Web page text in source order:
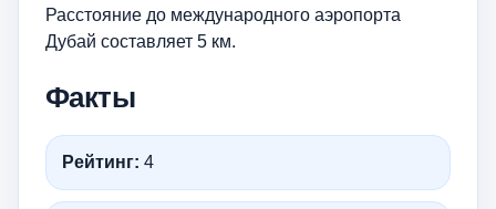
Расстояние до международного аэропорта
Дубай составляет 5 км.
Факты
Рейтинг: 4